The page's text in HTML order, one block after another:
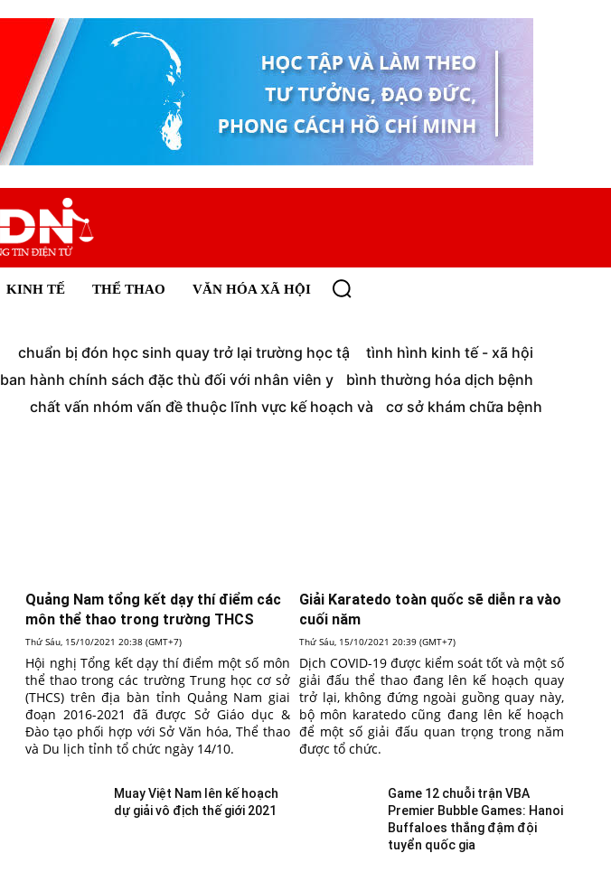
KINH TẾ THỂ THAO VĂN HÓA XÃ HỘI
chuẩn bị đón học sinh quay trở lại trường học tậ
tình hình kinh tế - xã hội
ban hành chính sách đặc thù đối với nhân viên y
bình thường hóa dịch bệnh
chất vấn nhóm vấn đề thuộc lĩnh vực kế hoạch và
cơ sở khám chữa bệnh
Quảng Nam tổng kết dạy thí điểm các
môn thể thao trong trường THCS
Thứ Sáu, 15/10/2021 20:38 (GMT+7)
Hội nghị Tổng kết dạy thí điểm một số môn
thể thao trong các trường Trung học cơ sở
(THCS) trên địa bàn tỉnh Quảng Nam giai
đoạn 2016-2021 đã được Sở Giáo dục &
Đào tạo phối hợp với Sở Văn hóa, Thể thao
và Du lịch tỉnh tổ chức ngày 14/10.
Giải Karatedo toàn quốc sẽ diễn ra vào
cuối năm
Thứ Sáu, 15/10/2021 20:39 (GMT+7)
Dịch COVID-19 được kiểm soát tốt và một số
giải đấu thể thao đang lên kế hoạch quay
trở lại, không đứng ngoài guồng quay này,
bộ môn karatedo cũng đang lên kế hoạch
để một số giải đấu quan trọng trong năm
được tổ chức.
Muay Việt Nam lên kế hoạch
dự giải vô địch thế giới 2021
Game 12 chuỗi trận VBA
Premier Bubble Games: Hanoi
Buffaloes thắng đậm đội
tuyển quốc gia